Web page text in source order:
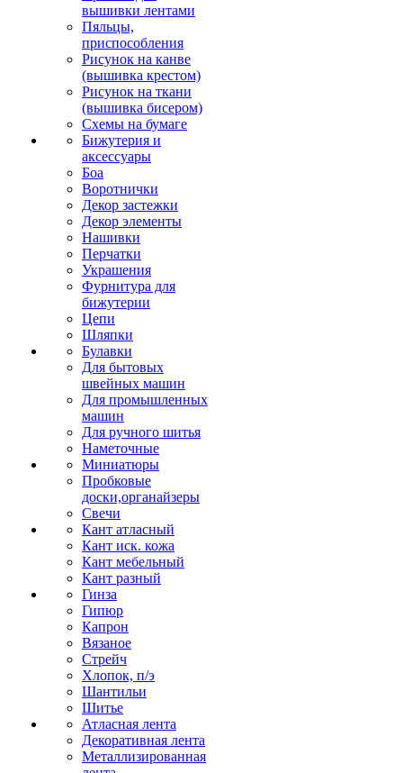
вышивки лентами
Пяльцы,
приспособления
Рисунок на канве
(вышивка крестом)
Рисунок на ткани
(вышивка бисером)
Схемы на бумаге
Бижутерия и
аксессуары
Боа
Воротнички
Декор застежки
Декор элементы
Нашивки
Перчатки
Украшения
Фурнитура для
бижутерии
Цепи
Шляпки
Булавки
Для бытовых
швейных машин
Для промышленных
машин
Для ручного шитья
Наметочные
Миниатюры
Пробковые
доски,органайзеры
Свечи
Кант атласный
Кант иск. кожа
Кант мебельный
Кант разный
Гинза
Гипюр
Капрон
Вязаное
Стрейч
Хлопок, п/э
Шантильи
Шитье
Атласная лента
Декоративная лента
Металлизированная